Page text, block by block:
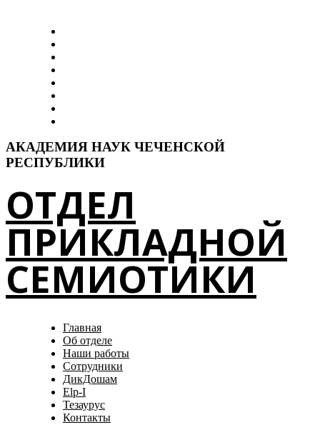
АКАДЕМИЯ НАУК ЧЕЧЕНСКОЙ
РЕСПУБЛИКИ
ОТДЕЛ
ПРИКЛАДНОЙ
СЕМИОТИКИ
Главная
Об отделе
Наши работы
Сотрудники
ДикДошам
Elp-I
Тезаурус
Контакты